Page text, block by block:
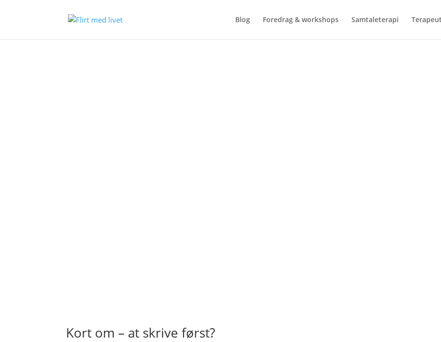
Blog Foredrag & workshops Samtaleterapi
Kort om – at skrive først?